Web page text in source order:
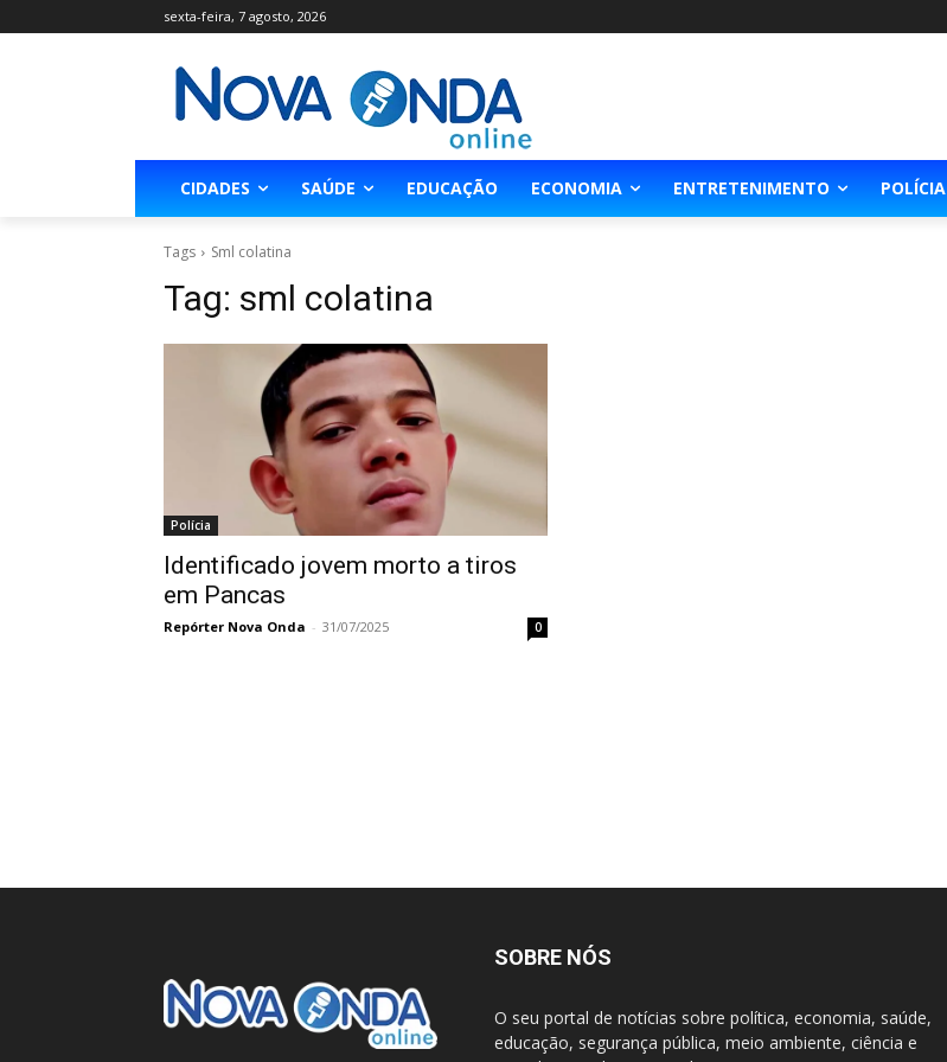
sexta-feira, 7 agosto, 2026
CIDADES SAÚDE EDUCAÇÃO ECONOMIA ENTRETENIMENTO POLÍCIA
Tags Sml colatina
Tag: sml colatina
Polícia
Identificado jovem morto a tiros
em Pancas
Repórter Nova Onda - 31/07/2025 0
SOBRE NÓS
O seu portal de notícias sobre política, economia, saúde,
educação, segurança pública, meio ambiente, ciência e